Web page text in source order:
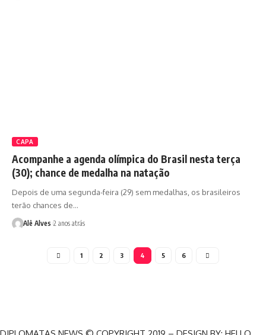
CAPA
Acompanhe a agenda olímpica do Brasil nesta terça
(30); chance de medalha na natação
Depois de uma segunda-feira (29) sem medalhas, os brasileiros
terão chances de…
Alê Alves 2 anos atrás
1 2 3 4 5 6